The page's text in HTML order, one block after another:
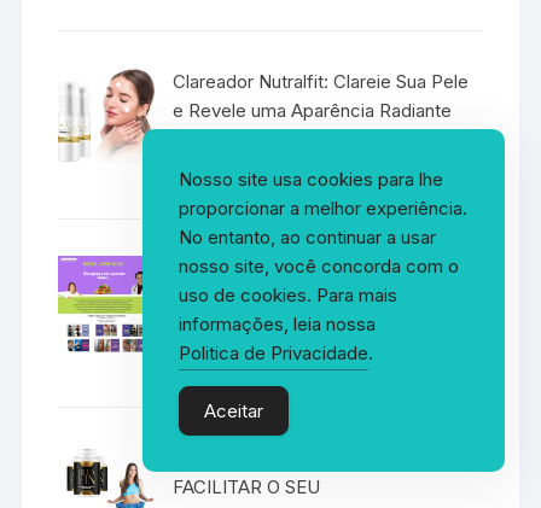
R$297.00.R$157.00.
Clareador Nutralfit: Clareie Sua Pele
e Revele uma Aparência Radiante
5.00de 5
R$
era:
R$197.00.
R$
Dieta 1200 Kcal: O Guia Completo
para Emagrecer de Forma Saudável
Avaliação
5.00de 5
R$90.00 O
preço
original
era:
R$90.00.
R$38.00O
R$38.00.
FACILITAR O SEU
Nosso site usa cookies para lhe
proporcionar a melhor experiência.
No entanto, ao continuar a usar
nosso site, você concorda com o
uso de cookies. Para mais
informações, leia nossa
Politica de Privacidade.
Aceitar